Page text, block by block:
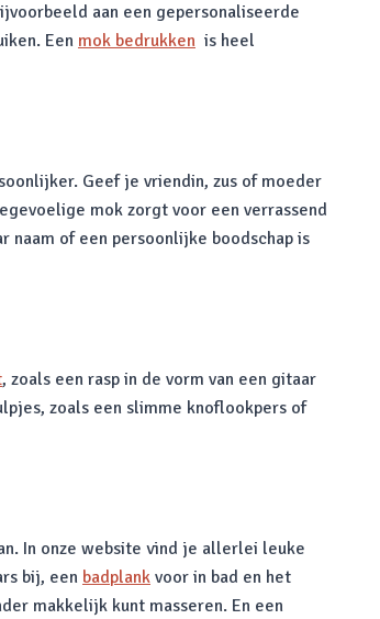
aan een gepersonaliseerde
Een mok bedrukken is heel
Geef je vriendin, zus of moeder
mok zorgt voor een verrassend
of een persoonlijke boodschap is
, zoals een rasp in de vorm van een gitaar
zoals een slimme knoflookpers of
In onze website vind je allerlei leuke
bij, een badplank voor in bad en het
makkelijk kunt masseren. En een